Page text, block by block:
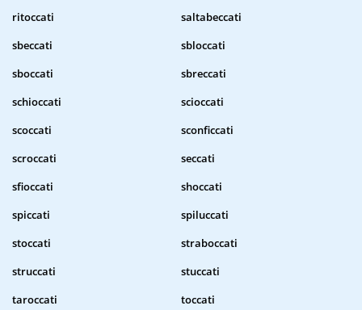
ritoccati
saltabeccati
sbeccati
sbloccati
sboccati
sbreccati
schioccati
scioccati
scoccati
sconficcati
scroccati
seccati
sfioccati
shoccati
spiccati
spiluccati
stoccati
straboccati
struccati
stuccati
taroccati
toccati